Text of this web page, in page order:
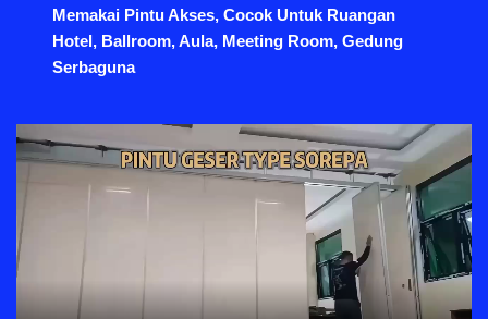
Memakai Pintu Akses, Cocok Untuk Ruangan
Hotel, Ballroom, Aula, Meeting Room, Gedung
Serbaguna